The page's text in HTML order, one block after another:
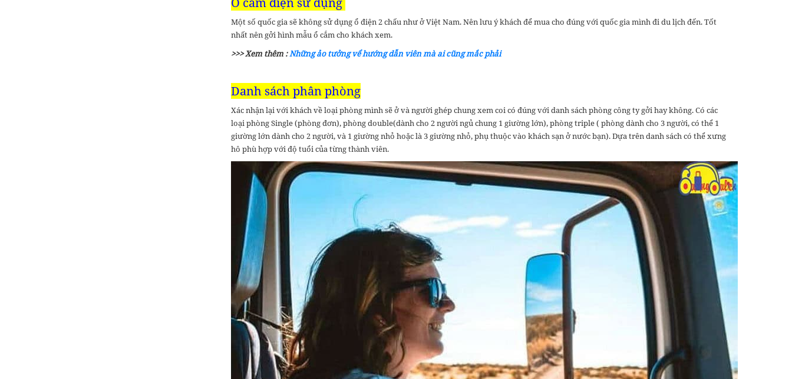
Một số quốc gia sẽ không sử dụng ổ điện 2 chấu như ở Việt Nam. Nên lưu ý khách để mua cho đúng với quốc gia mình đi du lịch đến. Tốt
nhất nên gởi hình mẫu ổ cắm cho khách xem.
>>> Xem thêm :Những ảo tưởng vể hướng dẫn viên mà ai cũng mắc phải
Danh sách phân phòng
Xác nhận lại với khách về loại phòng mình sẽ ở và người ghép chung xem coi có đúng với danh sách phòng công ty gởi hay không. Có các
loại phòng Single (phòng đơn), phòng double(dành cho 2 người ngủ chung 1 giường lớn), phòng triple ( phòng dành cho 3 người, có thể 1
giường lớn dành cho 2 người, và 1 giường nhỏ hoặc là 3 giường nhỏ, phụ thuộc vào khách sạn ở nước bạn). Dựa trên danh sách có thể xưng
hô phù hợp với độ tuổi của từng thành viên.